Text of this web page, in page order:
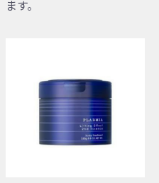
ます。